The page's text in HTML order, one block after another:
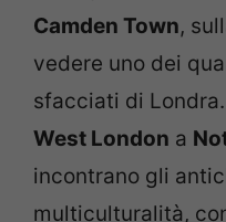
Camden Town,
vedere uno dei
sfacciati di
West London a
incontrano gli
multiculturalità,